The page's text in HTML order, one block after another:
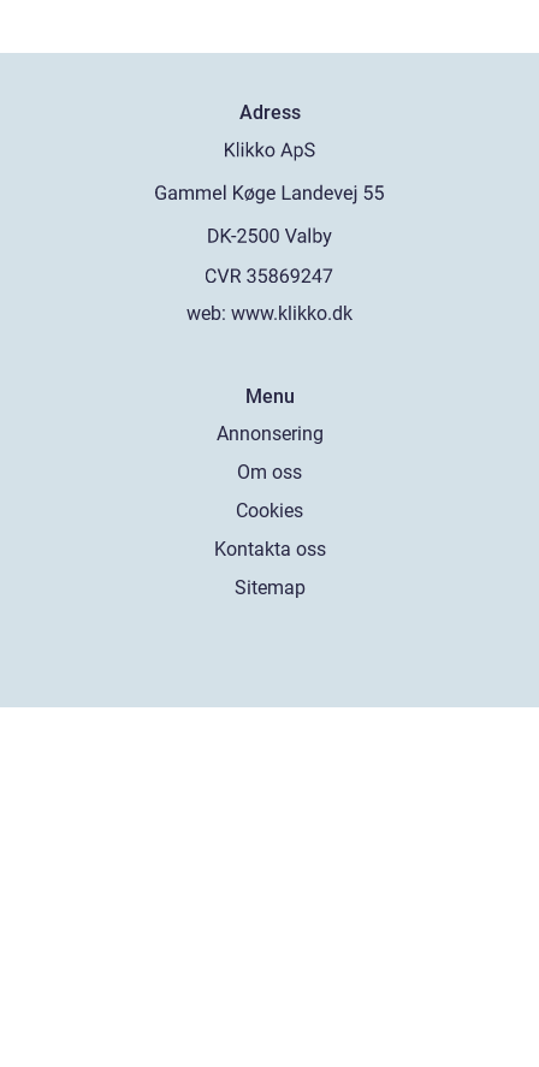
Adress
web: www.klikko.dk
Menu
Annonsering
Om oss
Cookies
Kontakta oss
Sitemap